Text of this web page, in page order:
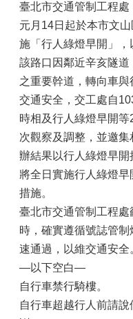
臺北市交通管制工程
元月14日起於本市文
施「行人綠燈早開」，
該路口因鄰近辛亥隧
之重要幹道，轉向車
交通安全，交工處自
時相及行人綠燈早開
次觀察及調整，並邀
辦結果以行人綠燈早
將全日實施行人綠燈
措施。
臺北市交通管制工程
時，確實遵循號誌管
速通過，以維交通安全
—以下空白—
自行車禁行騎樓。
自行車超越行人前請